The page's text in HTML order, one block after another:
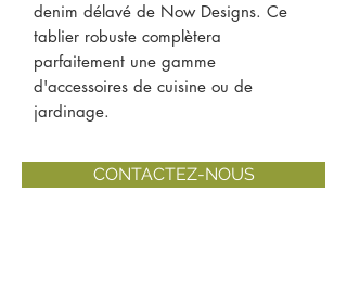
denim délavé de Now Designs. Ce
tablier robuste complètera
parfaitement une gamme
d'accessoires de cuisine ou de
jardinage.
CONTACTEZ-NOUS